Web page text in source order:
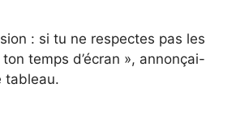
: si tu ne respectes pas les
temps d’écran », annonçai-
tableau.